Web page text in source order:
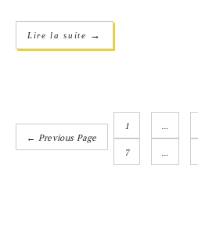
Lire la suite →
← Previous Page
1
7